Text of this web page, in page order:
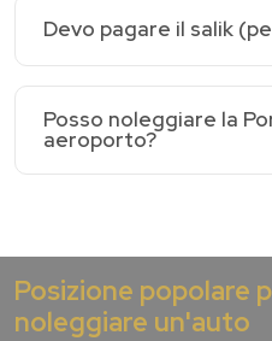
Devo pagare il salik
Posso noleggiare la
aeroporto?
Posizione popolare
noleggiare un'auto